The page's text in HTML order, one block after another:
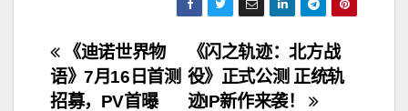
文
章
《闪之轨迹：北方战
役》正式公测 正统轨
迹IP新作来袭！
《迪诺世界物
语》7月16日首测
招募，PV首曝